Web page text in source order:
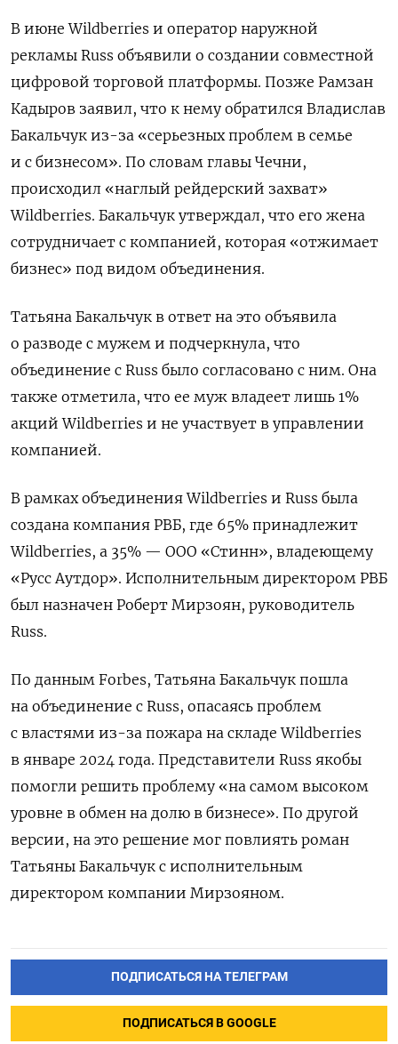
В июне Wildberries и оператор наружной
рекламы Russ объявили о создании совместной
цифровой торговой платформы. Позже Рамзан
Кадыров заявил, что к нему обратился Владислав
Бакальчук из-за «серьезных проблем в семье
и с бизнесом». По словам главы Чечни,
происходил «наглый рейдерский захват»
Wildberries. Бакальчук утверждал, что его жена
сотрудничает с компанией, которая «отжимает
бизнес» под видом объединения.
Татьяна Бакальчук в ответ на это объявила
о разводе с мужем и подчеркнула, что
объединение с Russ было согласовано с ним. Она
также отметила, что ее муж владеет лишь 1%
акций Wildberries и не участвует в управлении
компанией.
В рамках объединения Wildberries и Russ была
создана компания РВБ, где 65% принадлежит
Wildberries, а 35% — ООО «Стинн», владеющему
«Русс Аутдор». Исполнительным директором РВБ
был назначен Роберт Мирзоян, руководитель
Russ.
По данным Forbes, Татьяна Бакальчук пошла
на объединение с Russ, опасаясь проблем
с властями из-за пожара на складе Wildberries
в январе 2024 года. Представители Russ якобы
помогли решить проблему «на самом высоком
уровне в обмен на долю в бизнесе». По другой
версии, на это решение мог повлиять роман
Татьяны Бакальчук с исполнительным
директором компании Мирзояном.
ПОДПИСАТЬСЯ НА ТЕЛЕГРАМ
ПОДПИСАТЬСЯ В GOOGLE